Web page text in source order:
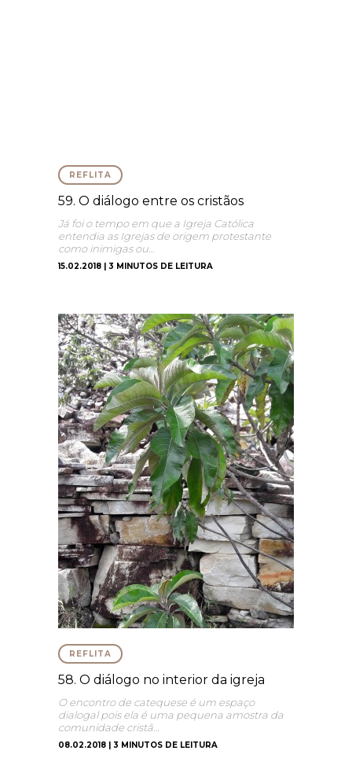
REFLITA
59. O diálogo entre os cristãos
Já foi o tempo em que a Igreja Católica
entendia as Igrejas de origem protestante
como inimigas ou…
15.02.2018 | 3 MINUTOS DE LEITURA
REFLITA
58. O diálogo no interior da igreja
O encontro de catequese é um espaço
dialogal pois ela é uma pequena amostra da
comunidade cristã…
08.02.2018 | 3 MINUTOS DE LEITURA